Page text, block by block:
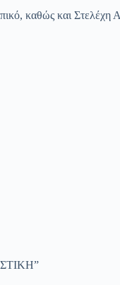
καθώς και